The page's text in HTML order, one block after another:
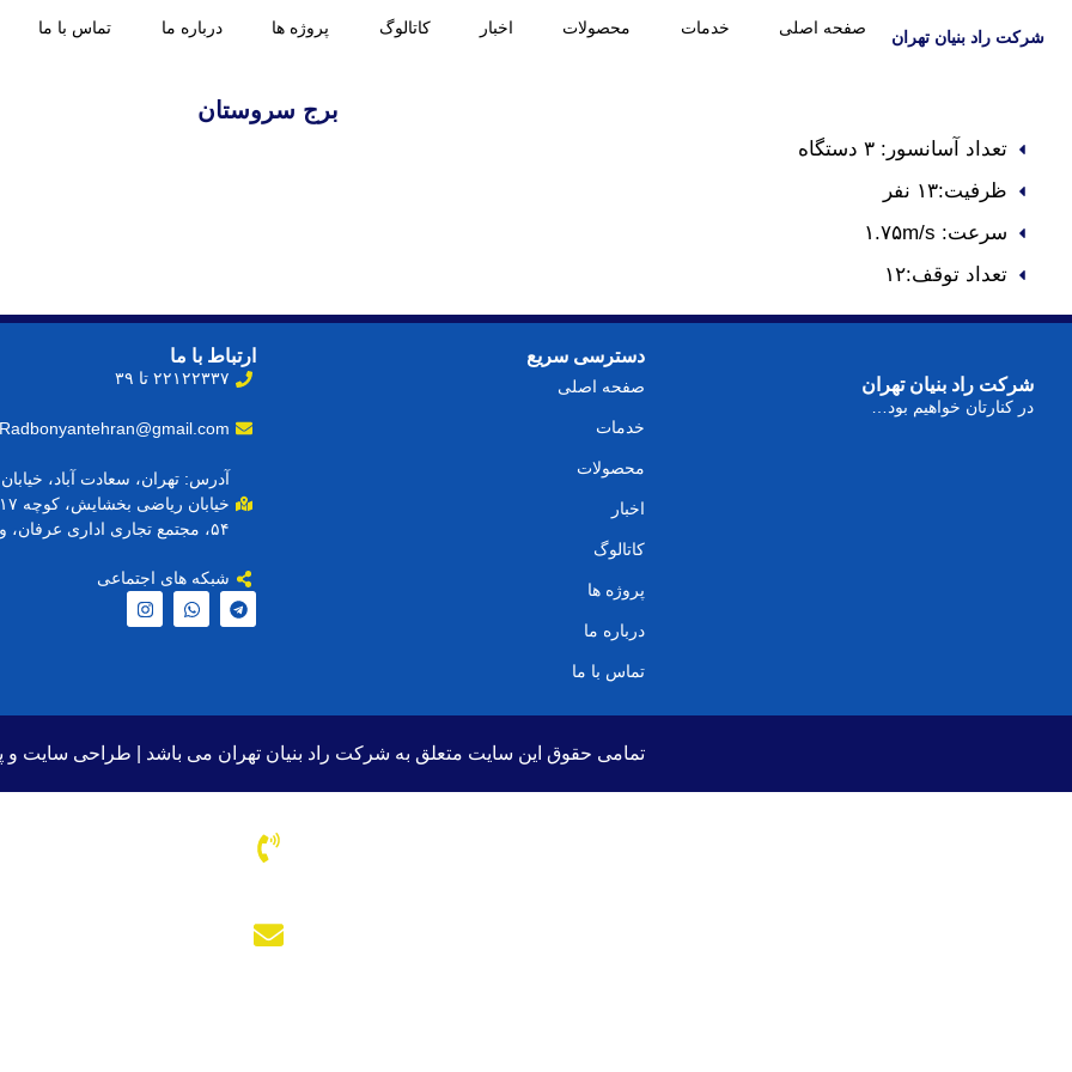
شرکت راد بنیان تهران صفحه اصلی خدمات محصولات اخبار کاتالوگ پروژه ها درباره ما تماس با ما
برج سروستان
تعداد آسانسور: ۳ دستگاه
ظرفیت:۱۳ نفر
سرعت: ۱.۷۵m/s
تعداد توقف:۱۲
شرکت راد بنیان تهران
در کنارتان خواهیم بود…
دسترسی سریع
صفحه اصلی
خدمات
محصولات
اخبار
کاتالوگ
پروژه ها
درباره ما
تماس با ما
ارتباط با ما
۲۲۱۲۲۳۳۷ تا ۳۹
Radbonyantehran@gmail.com
آدرس: تهران، سعادت آباد،
۵۴، مجتمع تجاری اداری عرفان، واحد ۱۰۵
شبکه های اجتماعی
تمامی حقوق این سایت متعلق به شرکت راد بنیان تهران می باشد | طراحی سایت و